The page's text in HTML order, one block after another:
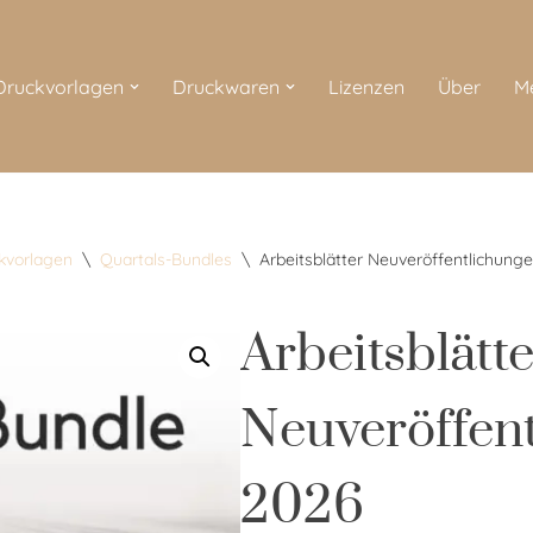
Druckwaren Lizenzen Über
\ Quartals-Bundles \ Arbeitsblätter
2026